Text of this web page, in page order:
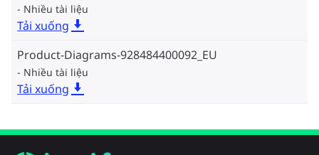
Nhiều tài liệu
Tải xuống
Product-Diagrams-928484400092_EU
Nhiều tài liệu
Tải xuống